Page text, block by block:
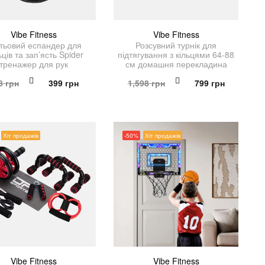
Vibe Fitness
еспандер для
та зап’ясть Spider
тренажер для рук
грн
Оригінальна
399 грнПоточна
Vibe Fitness
Розсувний турнік для
підтягування з кільцями 64-88
см домашня перекладина
1,598грн
Оригінальна
799 грнПоточна
Хіт продажів
Vibe Fitness
-50% Хіт продажів
Vibe Fitness